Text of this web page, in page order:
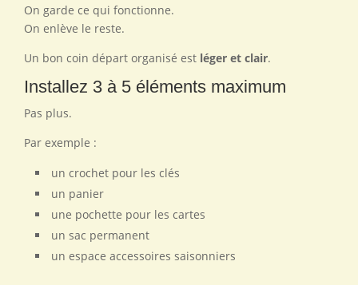
On garde ce qui fonctionne.
On enlève le reste.
Un bon coin départ organisé est léger et clair.
Installez 3 à 5 éléments maximum
Pas plus.
Par exemple :
un crochet pour les clés
un panier
une pochette pour les cartes
un sac permanent
un espace accessoires saisonniers